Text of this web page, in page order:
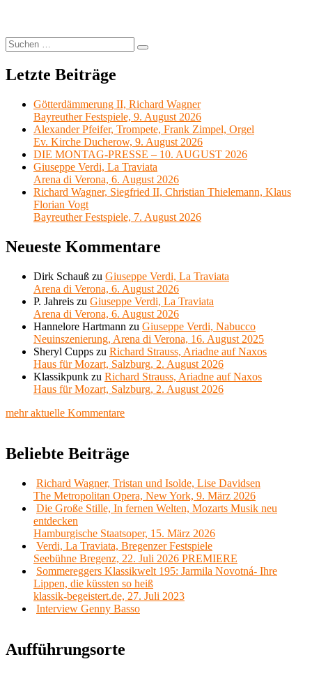
Suchen
nach:
Suchen
Letzte Beiträge
Götterdämmerung II, Richard Wagner
Bayreuther Festspiele, 9. August 2026
Alexander Pfeifer, Trompete, Frank Zimpel, Orgel
Ev. Kirche Ducherow, 9. August 2026
DIE MONTAG-PRESSE – 10. AUGUST 2026
Giuseppe Verdi, La Traviata
Arena di Verona, 6. August 2026
Richard Wagner, Siegfried II, Christian Thielemann, Klaus
Florian Vogt
Bayreuther Festspiele, 7. August 2026
Neueste Kommentare
Dirk Schauß zu Giuseppe Verdi, La Traviata
Arena di Verona, 6. August 2026
P. Jahreis zu Giuseppe Verdi, La Traviata
Arena di Verona, 6. August 2026
Hannelore Hartmann zu Giuseppe Verdi, Nabucco
Neuinszenierung, Arena di Verona, 16. August 2025
Sheryl Cupps zu Richard Strauss, Ariadne auf Naxos
Haus für Mozart, Salzburg, 2. August 2026
Klassikpunk zu Richard Strauss, Ariadne auf Naxos
Haus für Mozart, Salzburg, 2. August 2026
mehr aktuelle Kommentare
Beliebte Beiträge
Richard Wagner, Tristan und Isolde, Lise Davidsen
The Metropolitan Opera, New York, 9. März 2026
Die Große Stille, In fernen Welten, Mozarts Musik neu
entdecken
Hamburgische Staatsoper, 15. März 2026
Verdi, La Traviata, Bregenzer Festspiele
Seebühne Bregenz, 22. Juli 2026 PREMIERE
Sommereggers Klassikwelt 195: Jarmila Novotná- Ihre
Lippen, die küssten so heiß
klassik-begeistert.de, 27. Juli 2023
Interview Genny Basso
Aufführungsorte